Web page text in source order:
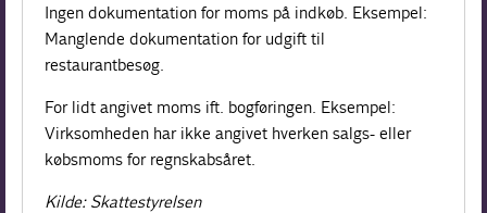
Ingen dokumentation for moms på indkøb. Eksempel:
Manglende dokumentation for udgift til
restaurantbesøg.
For lidt angivet moms ift. bogføringen. Eksempel:
Virksomheden har ikke angivet hverken salgs- eller
købs­moms for regnskabsåret.
Kilde: Skattestyrelsen